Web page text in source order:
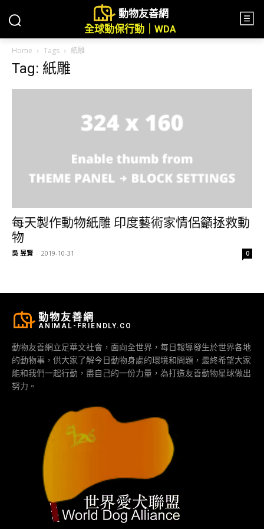
動物友善網
全球動保行動｜WDA
Home Tags 紙雕
Tag: 紙雕
每天製作動物紙雕 印度藝術家情侶籲拯救動
物
吳 昱賢 - 2019-10-31 0
動物友善網
ANIMAL-FRIENDLY.CO
動物友善網立足華文社會，面向全世界，每日報導發生於世界各地
的動物事，供大家了解今日動物身處的環境和問題，最終希望大家
能和我們一起行動，盡自己的一份力量，為打造友善動物星球做出
努力。